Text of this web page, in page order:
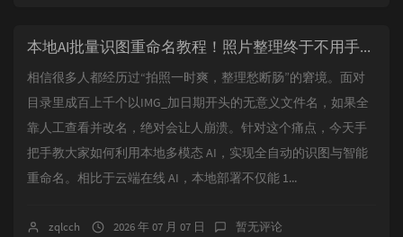
本地AI批量识图重命名教程！照片整理终于不用手动改名了
相信很多人都经历过“拍照一时爽，整理愁断肠”的窘境。面对
目录里成百上千个以IMG_加日期开头的无意义文件名，如果全
靠人工查看并改名，绝对会让人崩溃。针对这个痛点，今天手
把手教大家如何利用本地多模态 AI，实现全自动的识图与智能
重命名。相比于云端在线 AI，本地部署不仅能 1...
zqlcch 2026 年 07 月 07 日 暂无评论